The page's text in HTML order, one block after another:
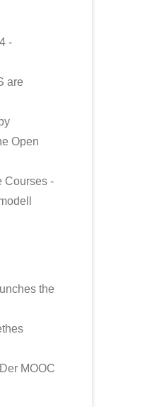
-
are
Open
Courses -
the
MOOC